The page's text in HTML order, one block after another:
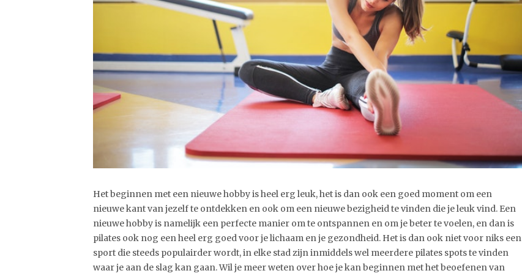
Het beginnen met een nieuwe hobby is heel erg leuk, het is dan ook een goed moment om een
nieuwe kant van jezelf te ontdekken en ook om een nieuwe bezigheid te vinden die je leuk vind. Een
nieuwe hobby is namelijk een perfecte manier om te ontspannen en om je beter te voelen, en dan is
pilates ook nog een heel erg goed voor je lichaam en je gezondheid. Het is dan ook niet voor niks een
sport die steeds populairder wordt, in elke stad zijn inmiddels wel meerdere pilates spots te vinden
waar je aan de slag kan gaan. Wil je meer weten over hoe je kan beginnen met het beoefenen van